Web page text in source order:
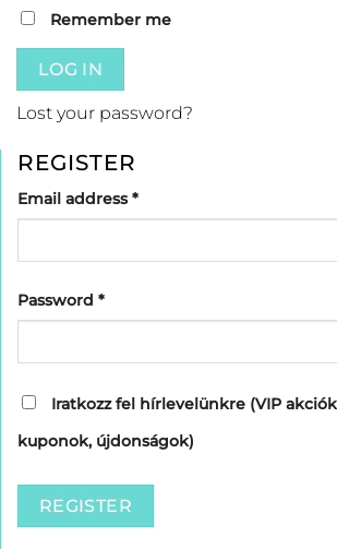
Remember me
LOG IN
Lost your password?
REGISTER
Email address*Required
Password *Required
Iratkozz fel hírlevelünkre (VIP
kuponok, újdonságok)
REGISTER